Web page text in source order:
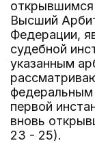
открывшимся
Высший
Федерации,
судебной
указанным
федеральным
первой
вновь
23 - 25).